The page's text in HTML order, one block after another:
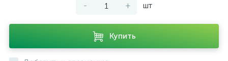
- + шт
Купить